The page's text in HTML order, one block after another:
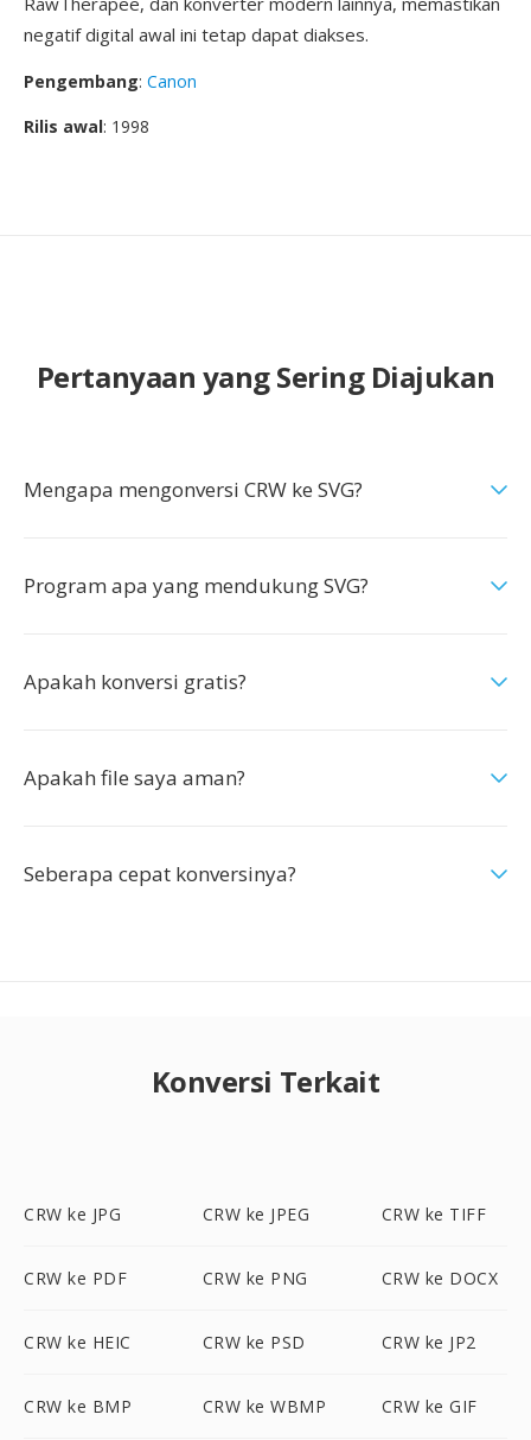
negatif digital awal ini tetap dapat diakses.
Pengembang: Canon
Rilis awal: 1998
Pertanyaan yang Sering Diajukan
Mengapa mengonversi CRW ke SVG?
Program apa yang mendukung SVG?
Apakah konversi gratis?
Apakah file saya aman?
Seberapa cepat konversinya?
Konversi Terkait
CRW ke JPG CRW ke JPEG CRW ke TIFF
CRW ke PDF CRW ke PNG CRW ke DOCX
CRW ke HEIC CRW ke PSD CRW ke JP2
CRW ke BMP CRW ke WBMP CRW ke GIF